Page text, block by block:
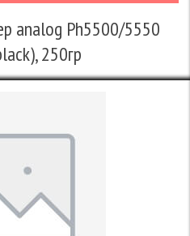
analog Ph5500/5550
250гр